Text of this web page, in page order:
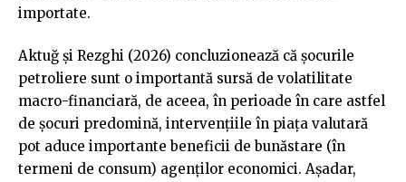
importate.
Aktuğ și Rezghi (2026) concluzionează că șocurile
petroliere sunt o importantă sursă de volatilitate
macro-financiară, de aceea, în perioade în care astfel
de șocuri predomină, intervențiile în piața valutară
pot aduce importante beneficii de bunăstare (în
termeni de consum) agenților economici. Așadar,